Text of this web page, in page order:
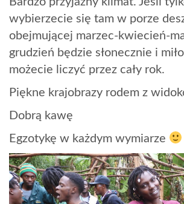
wybierzecie się tam w porze
obejmującej marzec-kwiecień-
grudzień będzie słonecznie i
możecie liczyć przez cały rok.
Piękne krajobrazy rodem z
Dobrą kawę
Egzotykę w każdym wymiarze